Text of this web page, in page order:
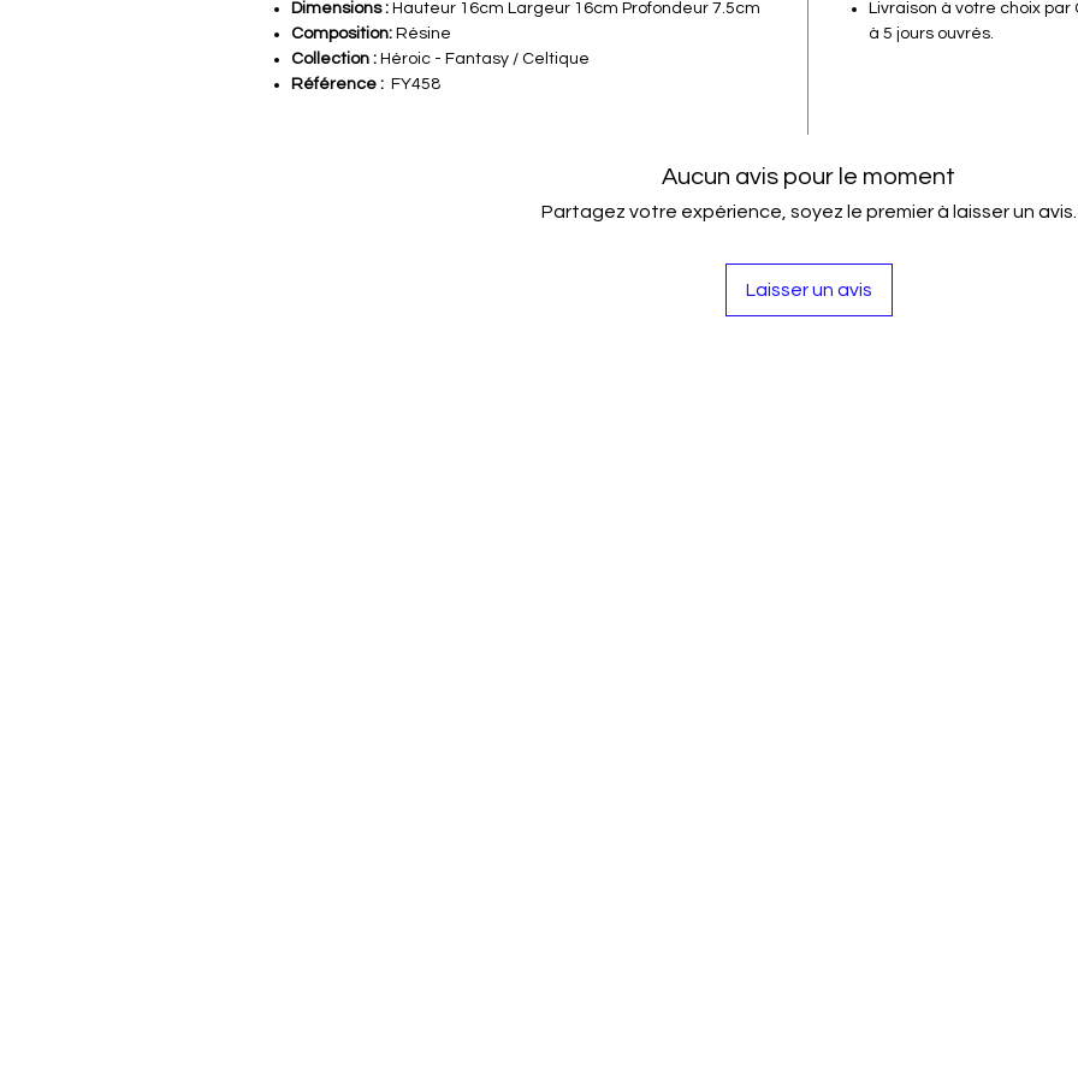
Dimensions : Hauteur 16cm Largeur 16cm Profondeur 7.5cm
Composition: Résine
Collection : Héroic - Fantasy / Celtique
Référence : FY458
Livraison à votre choix par
à 5 jours ouvrés.
Aucun avis pour le moment
Partagez votre expérience, soyez le premier à laisser un avis.
Laisser un avis